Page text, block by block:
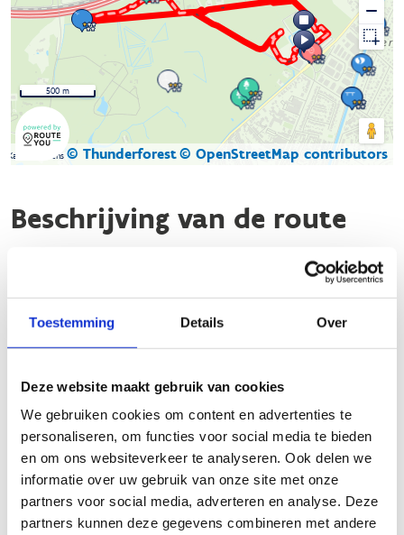
Toestemming Details Over
Deze website maakt gebruik van cookies
We gebruiken cookies om content en advertenties te
personaliseren, om functies voor social media te bieden
en om ons websiteverkeer te analyseren. Ook delen we
informatie over uw gebruik van onze site met onze
partners voor social media, adverteren en analyse. Deze
partners kunnen deze gegevens combineren met andere
Kaartgegevens © Thunderforest© OpenStreetMap contributors
500 m
Beschrijving van de route
De rode lus van de looproute in Schoten is een populaire
route voor lopers. Deze route is ongeveer 4,14 km lang en
route is goed bewegwijzerd, zodat je gemakkelijk je weg kunt
vinden.
Startplaatsen
Eksterdreef